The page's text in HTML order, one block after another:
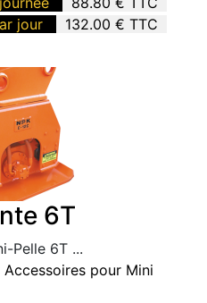
jour
132.00 € TTC
6T
Pelle 6T ...
Accessoires pour Mini